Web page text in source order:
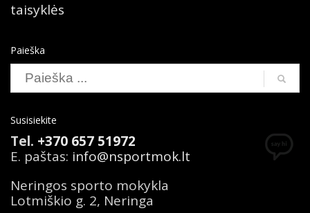
taisyklės
Paieška
Susisiekite
Tel. +370 657 51972
E. paštas: info@nsportmok.lt
Neringos sporto mokykla
Lotmiškio g. 2, Neringa